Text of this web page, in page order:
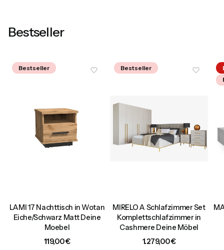
Bestseller
Bestseller
LAMI 17 Nachttisch in Wotan
Eiche/Schwarz Matt Deine
Moebel
Preis
119,00 €
Bestseller
MIRELO A Schlafzimmer Set
Komplettschlafzimmer in
Cashmere Deine Möbel
Preis
1.279,00 €